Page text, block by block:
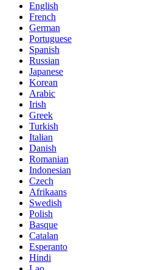
English
French
German
Portuguese
Spanish
Russian
Japanese
Korean
Arabic
Irish
Greek
Turkish
Italian
Danish
Romanian
Indonesian
Czech
Afrikaans
Swedish
Polish
Basque
Catalan
Esperanto
Hindi